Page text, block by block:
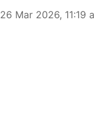
26 Mar 2026, 11:19